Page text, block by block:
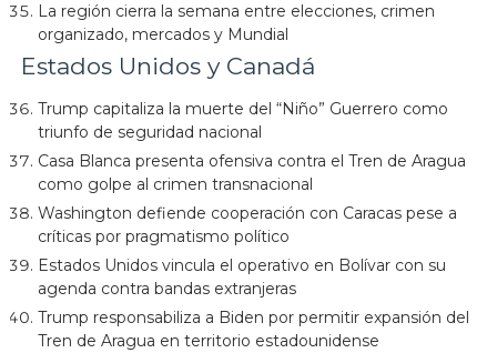
La región cierra la semana entre elecciones, crimen
organizado, mercados y Mundial
Estados Unidos y Canadá
Trump capitaliza la muerte del “Niño” Guerrero como
triunfo de seguridad nacional
Casa Blanca presenta ofensiva contra el Tren de Aragua
como golpe al crimen transnacional
Washington defiende cooperación con Caracas pese a
críticas por pragmatismo político
Estados Unidos vincula el operativo en Bolívar con su
agenda contra bandas extranjeras
Trump responsabiliza a Biden por permitir expansión del
Tren de Aragua en territorio estadounidense